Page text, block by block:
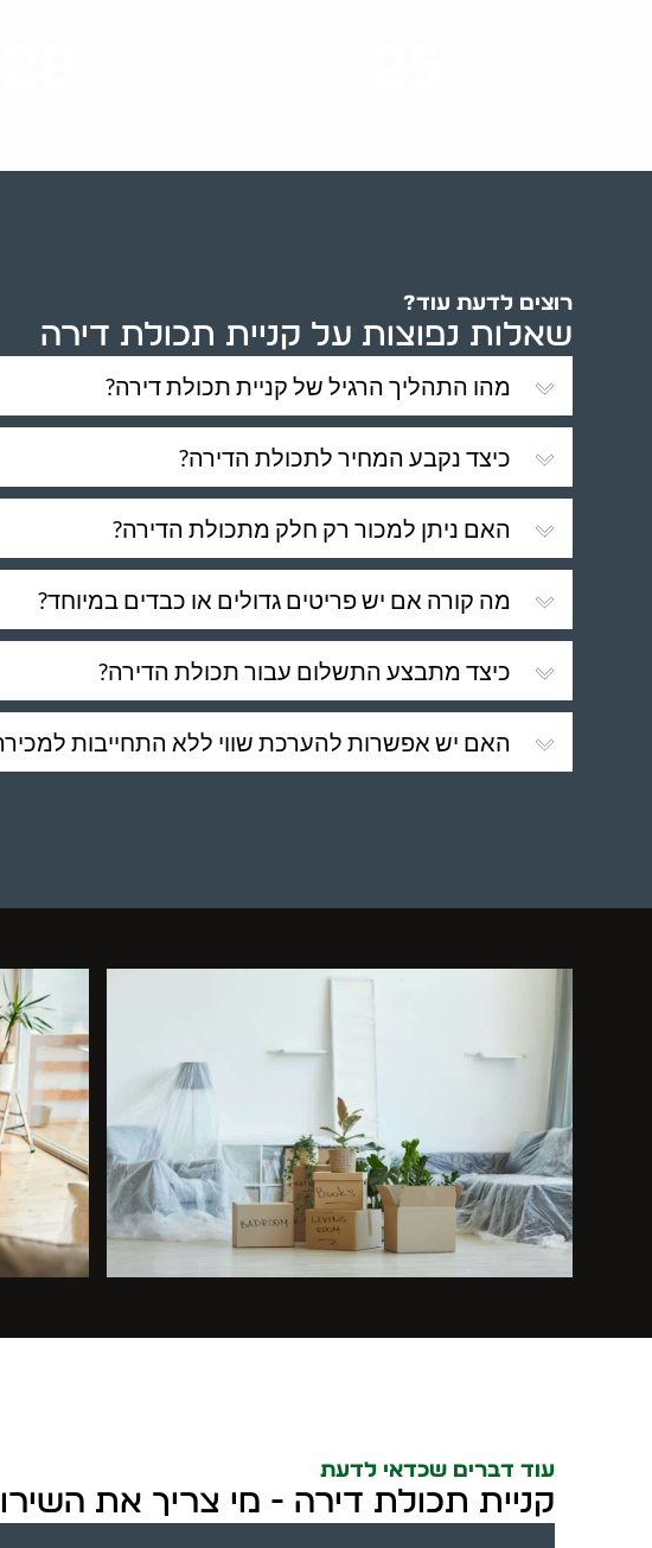
רוצים לדעת עוד?
שאלות נפוצות על קניית תכולת דירה
מהו התהליך הרגיל של קניית תכולת דירה?
כיצד נקבע המחיר לתכולת הדירה?
האם ניתן למכור רק חלק מתכולת הדירה?
מה קורה אם יש פריטים גדולים או כבדים במיוחד?
כיצד מתבצע התשלום עבור תכולת הדירה?
האם יש אפשרות להערכת שווי ללא התחייבות
עוד דברים שכדאי לדעת
קניית תכולת דירה - מי צריך את